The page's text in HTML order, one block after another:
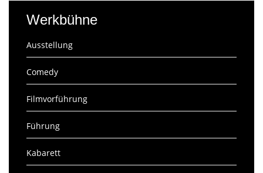
Werkbühne
Ausstellung
Comedy
Filmvorführung
Führung
Kabarett